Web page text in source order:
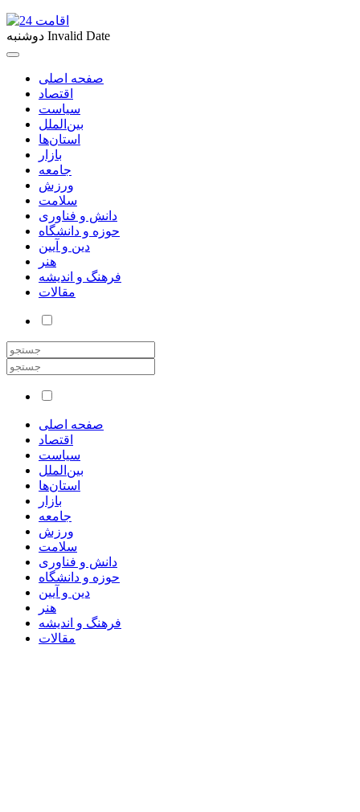
دوشنبه Invalid Date
صفحه اصلی
اقتصاد
سیاست
بین‌الملل
استان‌ها
بازار
جامعه
ورزش
سلامت
دانش و فناوری
حوزه و دانشگاه
دین و آیین
هنر
فرهنگ و اندیشه
مقالات
صفحه اصلی
اقتصاد
سیاست
بین‌الملل
استان‌ها
بازار
جامعه
ورزش
سلامت
دانش و فناوری
حوزه و دانشگاه
دین و آیین
هنر
فرهنگ و اندیشه
مقالات